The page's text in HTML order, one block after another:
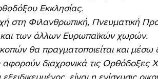
Εκκλησίας.
των άλλων Ευρωπαϊκών χωρών.
διαχρονικά τις Ορθόδοξες